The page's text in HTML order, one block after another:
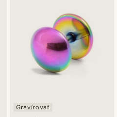
Gravírovať